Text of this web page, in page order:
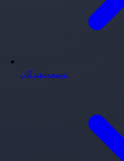
توسعه‌دهندگان